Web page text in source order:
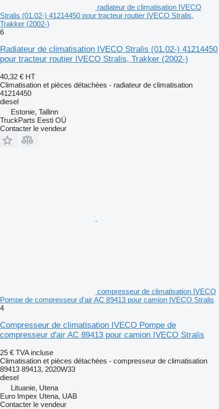
radiateur de climatisation IVECO
Stralis (01.02-) 41214450 pour tracteur routier IVECO Stralis,
Trakker (2002-)
6
Radiateur de climatisation IVECO Stralis (01.02-) 41214450
pour tracteur routier IVECO Stralis, Trakker (2002-)
40,32 € HT
Climatisation et pièces détachées - radiateur de climatisation
41214450
diesel
Estonie, Tallinn
TruckParts Eesti OÜ
Contacter le vendeur
compresseur de climatisation IVECO
Pompe de compresseur d'air AC 89413 pour camion IVECO Stralis
4
Compresseur de climatisation IVECO Pompe de
compresseur d'air AC 89413 pour camion IVECO Stralis
25 € TVA incluse
Climatisation et pièces détachées - compresseur de climatisation
89413 89413, 2020W33
diesel
Lituanie, Utena
Euro Impex Utena, UAB
Contacter le vendeur